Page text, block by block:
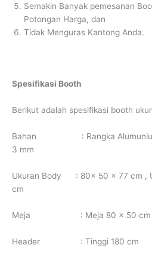
Semakin Banyak pemesanan
Potongan Harga, dan
Tidak Menguras Kantong Anda.
Spesifikasi Booth
Berikut adalah spesifikasi booth
Bahan : Rangka Alumunium ,
3 mm
Ukuran Body : 80x 50 x 77 cm ,
cm
Meja : Meja 80 x 50 cm ,
Header : Tinggi 180 cm